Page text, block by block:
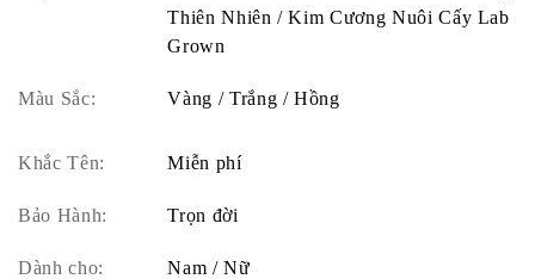
Thiên Nhiên / Kim Cương Nuôi Cấy Lab
Grown
Màu Sắc: Vàng / Trắng / Hồng
Khắc Tên: Miễn phí
Bảo Hành: Trọn đời
Dành cho: Nam / Nữ